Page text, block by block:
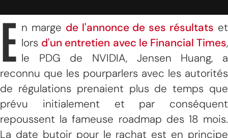
E n marge de l'annonce de ses résultats et
lors d'un entretien avec le Financial Times,
le PDG de NVIDIA, Jensen Huang, a
reconnu que les pourparlers avec les autorités
de régulations prenaient plus de temps que
prévu initialement et par conséquent
repoussent la fameuse roadmap des 18 mois.
La date butoir pour le rachat est en principe